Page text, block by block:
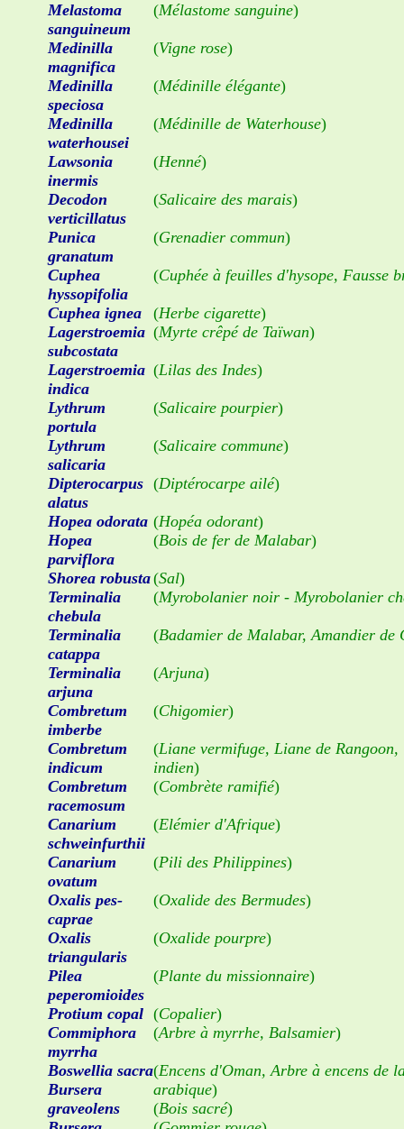
(Mélastome sanguine)
Melastoma
sanguineum
(Vigne rose)
Medinilla
magnifica
(Médinille élégante)
Medinilla
speciosa
(Médinille de Waterhouse)
Medinilla
waterhousei
(Henné)
Lawsonia
inermis
(Salicaire des marais)
Decodon
verticillatus
(Grenadier commun)
Punica
granatum
(Cuphée à feuilles d'hysope, Fausse
Cuphea
hyssopifolia
(Herbe cigarette)
Cuphea ignea
(Myrte crêpé de Taïwan)
Lagerstroemia
subcostata
(Lilas des Indes)
Lagerstroemia
indica
(Salicaire pourpier)
Lythrum
portula
(Salicaire commune)
Lythrum
salicaria
(Diptérocarpe ailé)
Dipterocarpus
alatus
(Hopéa odorant)
Hopea odorata
(Bois de fer de Malabar)
Hopea
parviflora
(Sal)
Shorea robusta
(Myrobolanier noir - Myrobolanier
Terminalia
chebula
(Badamier de Malabar, Amandier de
Terminalia
catappa
(Arjuna)
Terminalia
arjuna
(Chigomier)
Combretum
imberbe
(Liane vermifuge, Liane de
indien)
Combretum
indicum
(Combrète ramifié)
Combretum
racemosum
(Elémier d'Afrique)
Canarium
schweinfurthii
(Pili des Philippines)
Canarium
ovatum
(Oxalide des Bermudes)
Oxalis pes-
caprae
(Oxalide pourpre)
Oxalis
triangularis
(Plante du missionnaire)
Pilea
peperomioides
(Copalier)
Protium copal
(Arbre à myrrhe, Balsamier)
Commiphora
myrrha
(Encens d'Oman, Arbre à encens de
arabique)
Boswellia sacra
(Bois sacré)
Bursera
graveolens